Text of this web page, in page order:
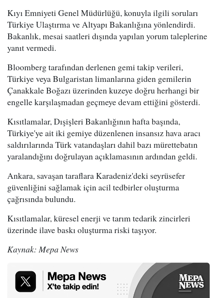
Kıyı Emniyeti Genel Müdürlüğü, konuyla ilgili soruları
Türkiye Ulaştırma ve Altyapı Bakanlığına yönlendirdi.
Bakanlık, mesai saatleri dışında yapılan yorum taleplerine
yanıt vermedi.
Bloomberg tarafından derlenen gemi takip verileri,
Türkiye veya Bulgaristan limanlarına giden gemilerin
Çanakkale Boğazı üzerinden kuzeye doğru herhangi bir
engelle karşılaşmadan geçmeye devam ettiğini gösterdi.
Kısıtlamalar, Dışişleri Bakanlığının hafta başında,
Türkiye'ye ait iki gemiye düzenlenen insansız hava aracı
saldırılarında Türk vatandaşları dahil bazı mürettebatın
yaralandığını doğrulayan açıklamasının ardından geldi.
Ankara, savaşan taraflara Karadeniz'deki seyrüsefer
güvenliğini sağlamak için acil tedbirler oluşturma
çağrısında bulundu.
Kısıtlamalar, küresel enerji ve tarım tedarik zincirleri
üzerinde ilave baskı oluşturma riski taşıyor.
Kaynak: Mepa News